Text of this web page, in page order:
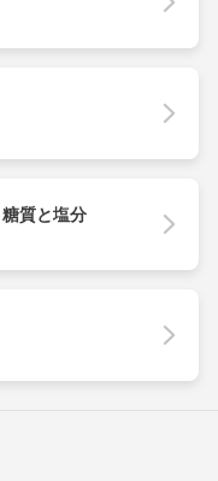
質と塩分